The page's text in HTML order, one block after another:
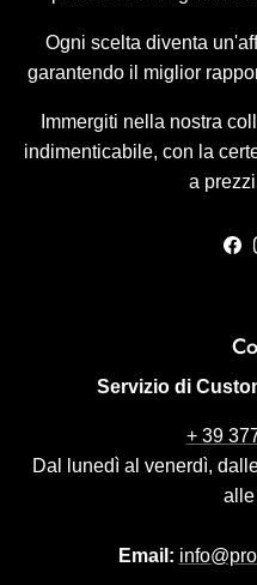
Ogni scelta diventa
garantendo il miglior
Immergiti nella nostra
indimenticabile, con la
a
Servizio di
+ 39
Dal lunedì al venerdì,
alle
Email: